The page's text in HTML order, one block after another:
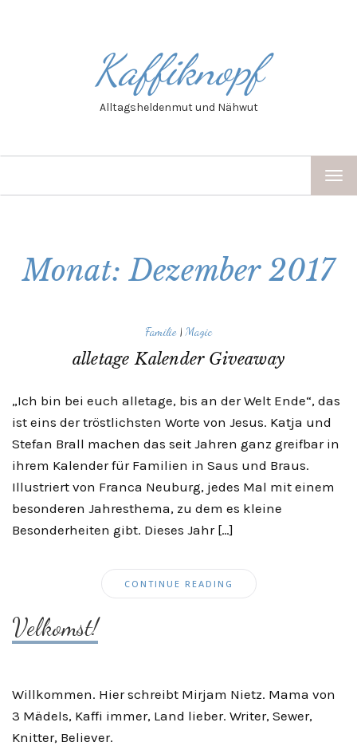
Kaffiknopf
Alltagsheldenmut und Nähwut
Monat: Dezember 2017
Familie| Magic
alletage Kalender Giveaway
„Ich bin bei euch alletage, bis an der Welt Ende“, das
ist eins der tröstlichsten Worte von Jesus. Katja und
Stefan Brall machen das seit Jahren ganz greifbar in
ihrem Kalender für Familien in Saus und Braus.
Illustriert von Franca Neuburg, jedes Mal mit einem
besonderen Jahresthema, zu dem es kleine
Besonderheiten gibt. Dieses Jahr […]
CONTINUE READING
Velkomst!
Willkommen. Hier schreibt Mirjam Nietz. Mama von
3 Mädels, Kaffi immer, Land lieber. Writer, Sewer,
Knitter, Believer.